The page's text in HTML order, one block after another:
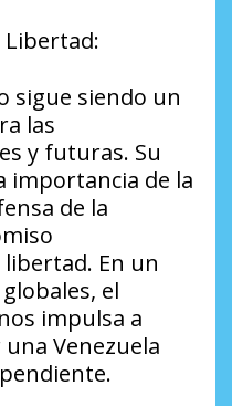
Libertad:
sigue siendo un
las
y futuras. Su
importancia de la
de la
En un
el
impulsa a
Venezuela